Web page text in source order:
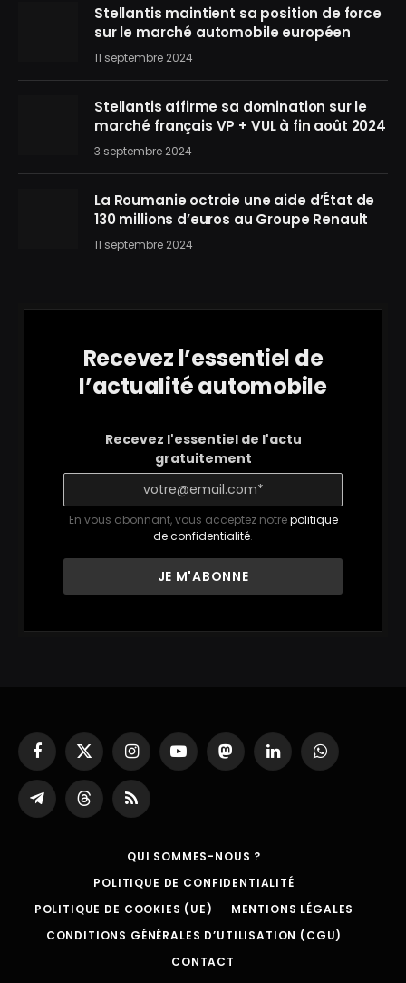
Stellantis maintient sa position de force
sur le marché automobile européen
11 septembre 2024
Stellantis affirme sa domination sur le
marché français VP + VUL à fin août 2024
3 septembre 2024
La Roumanie octroie une aide d’État de
130 millions d’euros au Groupe Renault
11 septembre 2024
Recevez l’essentiel de
l’actualité automobile
Recevez l'essentiel de l'actu
gratuitement
En vous abonnant, vous acceptez notrepolitique
de confidentialité.
Facebook
X
(Twitter)
InstagramYouTubeMastodonLinkedInWhatsApp
Partager
sur
ThreadsRSS
QUI SOMMES-NOUS ?
POLITIQUE DE CONFIDENTIALITÉ
POLITIQUE DE COOKIES (UE)
MENTIONS LÉGALES
CONDITIONS GÉNÉRALES D’UTILISATION (CGU)
CONTACT